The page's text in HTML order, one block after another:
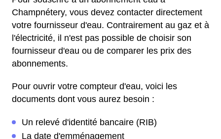
Champnétery, vous devez contacter directement
votre fournisseur d'eau. Contrairement au gaz et à
l'électricité, il n'est pas possible de choisir son
fournisseur d'eau ou de comparer les prix des
abonnements.
Pour ouvrir votre compteur d'eau, voici les
documents dont vous aurez besoin :
Un relevé d'identité bancaire (RIB)
La date d'emménagement